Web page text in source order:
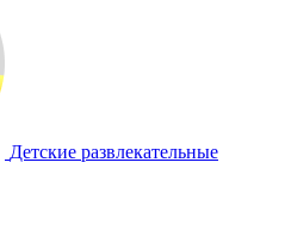
Детские развлекательные